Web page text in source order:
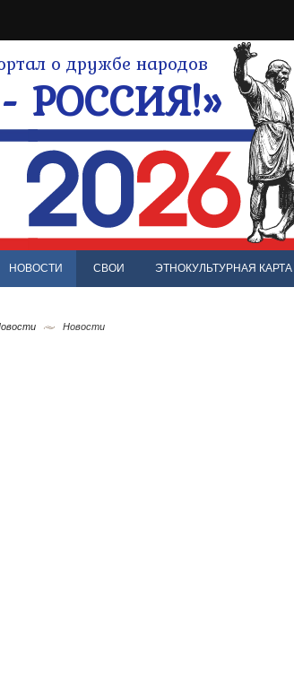
о дружбе народов
РОССИЯ!»
НОВОСТИ СВОИ ЭТНОКУЛЬТУРНАЯ КАРТА
Новости